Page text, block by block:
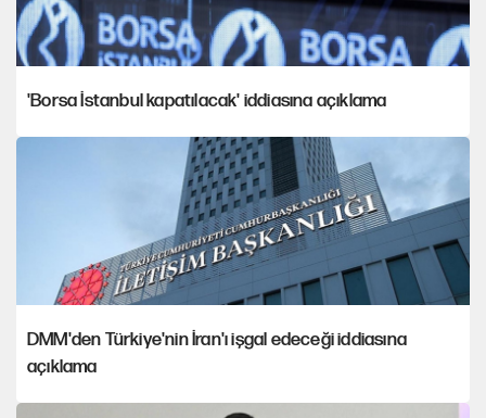
'Borsa İstanbul kapatılacak' iddiasına açıklama
DMM'den Türkiye'nin İran'ı işgal edeceği iddiasına
açıklama